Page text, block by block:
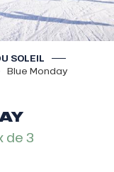
SOLEIL
Blue Monday
de 3